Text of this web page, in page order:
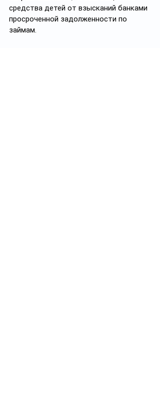
средства детей от взысканий банками
просроченной задолженности по
займам.